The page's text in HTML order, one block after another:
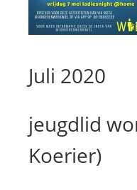
Juli 2020
jeugdlid
Koerier)